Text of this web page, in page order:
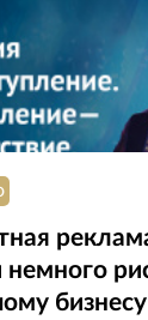
немного
бизнесу